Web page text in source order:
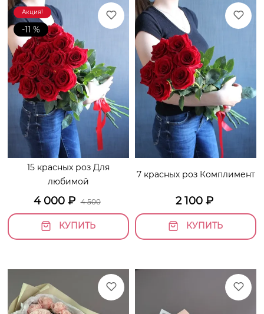
Акция!
-11 %
15 красных роз Для
любимой
4 000₽ 4 500
КУПИТЬ
7 красных роз Комплимент
2 100₽
КУПИТЬ